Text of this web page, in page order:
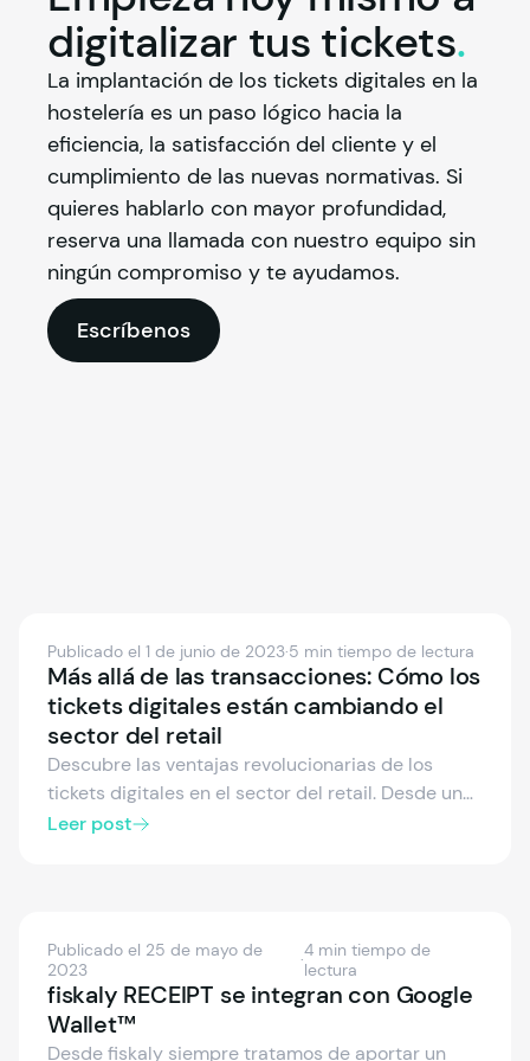
digitalizar tus tickets.
La implantación de los tickets digitales en la
hostelería es un paso lógico hacia la
eficiencia, la satisfacción del cliente y el
cumplimiento de las nuevas normativas. Si
quieres hablarlo con mayor profundidad,
reserva una llamada con nuestro equipo sin
ningún compromiso y te ayudamos.
Escríbenos
Publicado el 1 de junio de 2023·5 min tiempo de lectura
Más allá de las transacciones: Cómo los
tickets digitales están cambiando el
sector del retail
Descubre las ventajas revolucionarias de los
tickets digitales en el sector del retail. Desde un
mayor compromiso con el cliente y una gestión
Leer post
Publicado el 25 de mayo de
2023
·4 min tiempo de
lectura
fiskaly RECEIPT se integran con Google
Wallet™
Desde fiskaly siempre tratamos de aportar un